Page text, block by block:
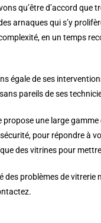
qu’être d’accord
arnaques qui s’y
en un temps
égale de ses
pareils de ses
propose une large
pour répondre à
des vitrines pour
des problèmes de